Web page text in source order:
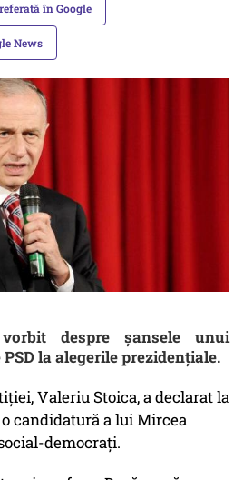
în Google
News
despre șansele unui
la alegerile prezidențiale.
Valeriu Stoica, a declarat la
candidatură a lui Mircea
democrați.